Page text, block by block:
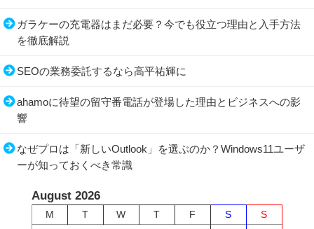
ガラケーの充電器はまだ必要？今でも役立つ理由と入手方法
を徹底解説
SEOの業務委託するなら高平祐輝に
ahamoに待望の留守番電話が登場した理由とビジネスへの影
響
なぜプロは「新しいOutlook」を選ぶのか？Windows11ユーザ
ーが知っておくべき常識
August 2026
M T W T F S
S